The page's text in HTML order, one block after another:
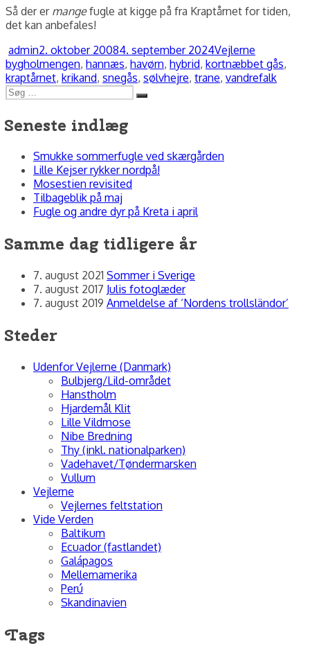
Så der er mangefugle at kigge på fra Kraptårnet for tiden,
det kan anbefales!
Forfatter
adminUdgivet
2. oktober 20084. september 2024Kategorier
Vejlerne
bygholmengen, hannæs, havørn, hybrid, kortnæbbet gås,
kraptårnet, krikand, snegås, sølvhejre, trane, vandrefalk
Søg
efter:
Søg
Seneste indlæg
Smukke sommerfugle ved skærgården
Lille Kejser rykker nordpå!
Mosestien revisited
Tilbageblik på maj
Fugle og andre dyr på Kreta i april
Samme dag tidligere år
7. august 2021 Sommer i Sverige
7. august 2017 Julis fotoglæder
7. august 2019 Anmeldelse af ‘Nordens trollsländor’
Steder
Udenfor Vejlerne (Danmark)
Bulbjerg/Lild-området
Hanstholm
Hjardemål Klit
Lille Vildmose
Nibe Bredning
Thy (inkl. nationalparken)
Vadehavet/Tøndermarsken
Vullum
Vejlerne
Vejlernes feltstation
Vide Verden
Baltikum
Ecuador (fastlandet)
Galápagos
Mellemamerika
Perú
Skandinavien
Tags